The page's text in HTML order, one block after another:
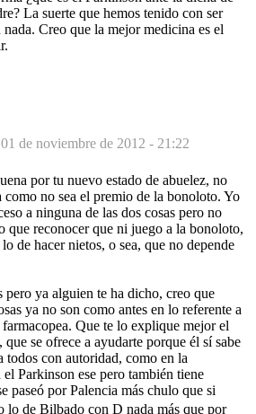
La suerte que hemos tenido con ser
Creo que la mejor medicina es el
01 de noviembre de 2012 - 21:22
por tu nuevo estado de abuelez, no
como no sea el premio de la bonoloto. Yo
a ninguna de las dos cosas pero no
que reconocer que ni juego a la bonoloto,
de hacer nietos, o sea, que no depende
pero ya alguien te ha dicho, creo que
ya no son como antes en lo referente a
Que te lo explique mejor el
se ofrece a ayudarte porque él sí sabe
todos con autoridad, como en la
Parkinson ese pero también tiene
paseó por Palencia más chulo que si
de Bilbado con D nada más que por